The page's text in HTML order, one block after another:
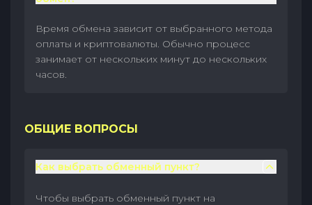
Время обмена зависит от выбранного метода
оплаты и криптовалюты. Обычно процесс
занимает от нескольких минут до нескольких
часов.
ОБЩИЕ ВОПРОСЫ
Как выбрать обменный пункт?
Чтобы выбрать обменный пункт на